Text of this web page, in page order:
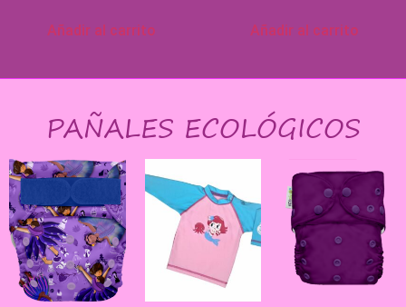
Añadir al carrito Añadir al carrito
PAÑALES ECOLÓGICOS